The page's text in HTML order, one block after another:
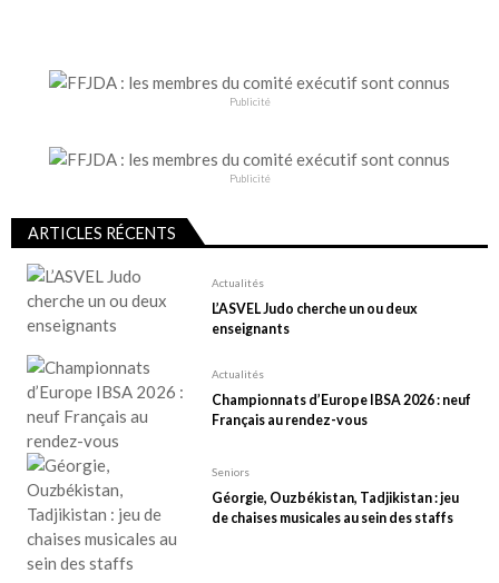
Publicité
Publicité
ARTICLES RÉCENTS
Actualités
L’ASVEL Judo cherche un ou deux
enseignants
Actualités
Championnats d’Europe IBSA 2026 : neuf
Français au rendez-vous
Seniors
Géorgie, Ouzbékistan, Tadjikistan : jeu
de chaises musicales au sein des staffs